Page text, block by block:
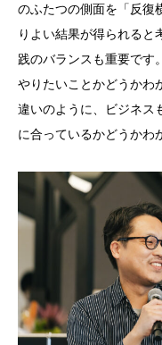
のふたつの側面を「反復
りよい結果が得られると
践のバランスも重要です
やりたいことかどうかわ
違いのように、ビジネス
に合っているかどうかわ